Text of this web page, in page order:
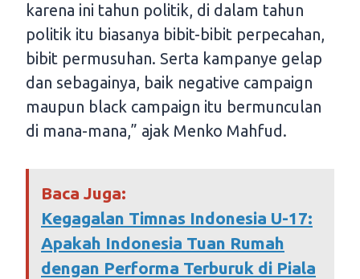
karena ini tahun politik, di dalam tahun
politik itu biasanya bibit-bibit perpecahan,
bibit permusuhan. Serta kampanye gelap
dan sebagainya, baik negative campaign
maupun black campaign itu bermunculan
di mana-mana,” ajak Menko Mahfud.
Baca Juga:
Kegagalan Timnas Indonesia U-17:
Apakah Indonesia Tuan Rumah
dengan Performa Terburuk di Piala